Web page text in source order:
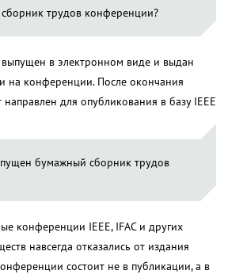
трудов конференции?
в электронном виде и выдан
на конференции. После окончания
для опубликования в базу IEEE
бумажный сборник трудов
конференции IEEE, IFAC и других
навсегда отказались от издания
состоит не в публикации, а в